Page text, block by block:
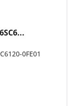
0FE01